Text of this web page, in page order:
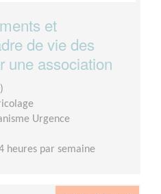
et
de vie des
une association
Urgence
heures par semaine